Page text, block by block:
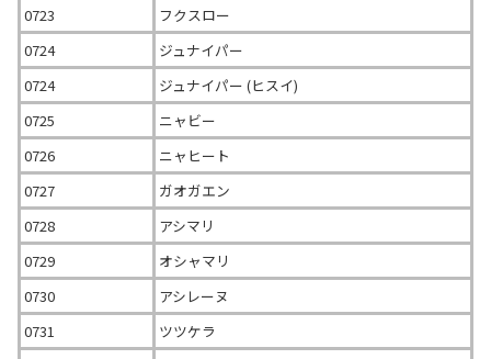
0723
フクスロー
0724
ジュナイパー
0724
ジュナイパー (ヒスイ)
0725
ニャビー
0726
ニャヒート
0727
ガオガエン
0728
アシマリ
0729
オシャマリ
0730
アシレーヌ
0731
ツツケラ